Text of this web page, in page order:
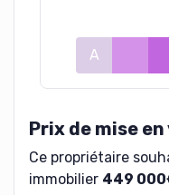
A
Prix de mise
Ce propriétaire
immobilier 449